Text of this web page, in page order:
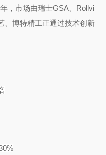
，市场由瑞士GSA、Rollvi
、博特精工正通过技术创新